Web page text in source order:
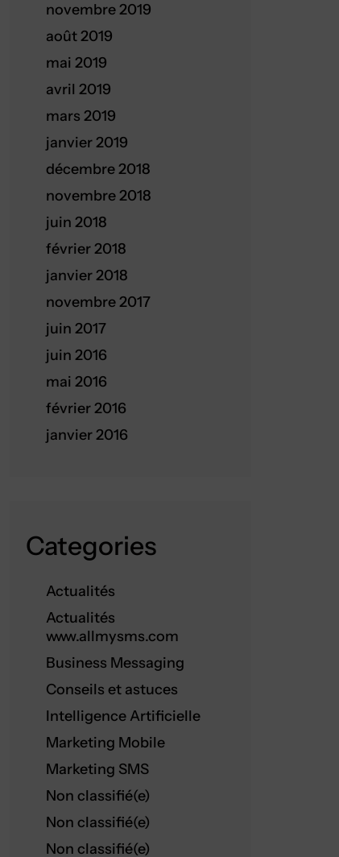
novembre 2019
août 2019
mai 2019
avril 2019
mars 2019
janvier 2019
décembre 2018
novembre 2018
juin 2018
février 2018
janvier 2018
novembre 2017
juin 2017
juin 2016
mai 2016
février 2016
janvier 2016
Categories
Actualités
Actualités
www.allmysms.com
Business Messaging
Conseils et astuces
Intelligence Artificielle
Marketing Mobile
Marketing SMS
Non classifié(e)
Non classifié(e)
Non classifié(e)